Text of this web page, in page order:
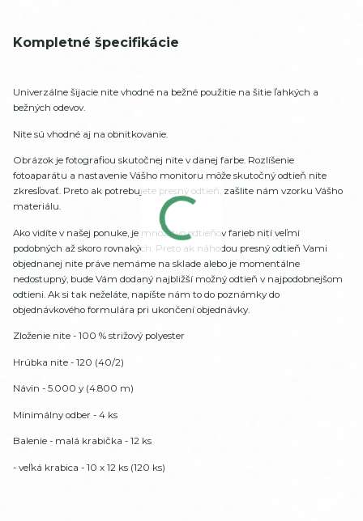
Kompletné špecifikácie
Univerzálne šijacie nite vhodné na bežné použitie na šitie ľahkých a
bežných odevov.
Nite sú vhodné aj na obnitkovanie.
Obrázok je fotografiou skutočnej nite v danej farbe. Rozlíšenie
fotoaparátu a nastavenie Vášho monitoru môže skutočný odtieň nite
zkresľovať. Preto ak potrebujete presný odtieň, zašlite nám vzorku Vášho
materiálu.
Ako vidíte v našej ponuke, je množstvo odtieňov farieb nití veľmi
podobných až skoro rovnakých. Preto ak náhodou presný odtieň Vami
objednanej nite práve nemáme na sklade alebo je momentálne
nedostupný, bude Vám dodaný najbližší možný odtieň v najpodobnejšom
odtieni. Ak si tak neželáte, napíšte nám to do poznámky do
objednávkového formulára pri ukončení objednávky.
Zloženie nite - 100 % strižový polyester
Hrúbka nite - 120 (40/2)
Návin - 5.000 y (4.800 m)
Minimálny odber - 4 ks
Balenie - malá krabička - 12 ks
- veľká krabica - 10 x 12 ks (120 ks)